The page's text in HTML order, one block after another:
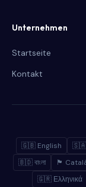
Unternehmen
Startseite
Kontakt
🇬🇧 English
🇧🇩 বাংলা
🏴
🇬🇷 Ελληνικά